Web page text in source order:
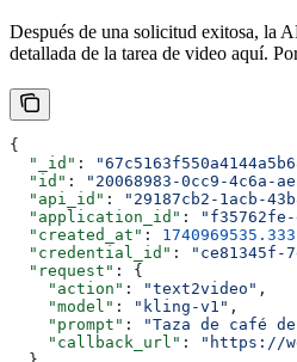
Después de una solicitud exitosa, la
detallada de la tarea de video aquí.
{
  "_id"
:
  "id"
: "20068983-0cc9-4c6a-
  "api_id"
: "29187cb2-1acb-
  "application_id"
:
"f35762fe-
  "created_at"
: 1740969535.333
  "credential_id"
:
"ce81345f-
  "request"
: {
    "action"
: "text2video" ,
    "model"
: "kling-v1" ,
    "prompt"
:
"Taza de café
    "callback_url"
:
"https://